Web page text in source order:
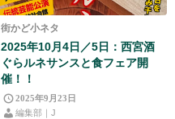
街かど小ネタ
2025年10月4日／5日：西宮酒
ぐらルネサンスと食フェア開
催！！
2025年9月23日
編集部｜J